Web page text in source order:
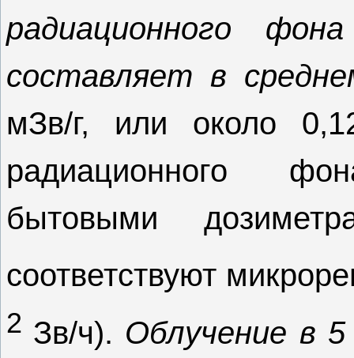
радиационного
составляет в
мЗв/г, или около
радиационного
бытовыми
соответствуют
2 Зв/ч). Облучение в